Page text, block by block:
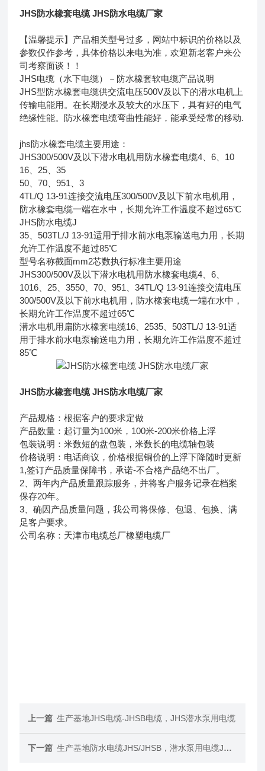
JHS防水橡套电缆 JHS防水电缆厂家
【温馨提示】产品相关型号过多，网站中标识的价格以及
参数仅作参考，具体价格以来电为准，欢迎新老客户来公
司考察面谈！！
JHS电缆（水下电缆）－防水橡套软电缆产品说明
JHS型防水橡套电缆供交流电压500V及以下的潜水电机上
传输电能用。在长期浸水及较大的水压下，具有好的电气
绝缘性能。防水橡套电缆弯曲性能好，能承受经常的移动.
jhs防水橡套电缆主要用途：
JHS300/500V及以下潜水电机用防水橡套电缆4、6、10
16、25、35
50、70、951、3
4TL/Q 13-91连接交流电压300/500V及以下前水电机用，
防水橡套电缆一端在水中，长期允许工作温度不超过65℃
JHS防水电缆J
35、503TL/J 13-91适用于排水前水电泵输送电力用，长期
允许工作温度不超过85℃
型号名称截面mm2芯数执行标准主要用途
JHS300/500V及以下潜水电机用防水橡套电缆4、6、
1016、25、3550、70、951、34TL/Q 13-91连接交流电压
300/500V及以下前水电机用，防水橡套电缆一端在水中，
长期允许工作温度不超过65℃
潜水电机用扁防水橡套电缆16、2535、503TL/J 13-91适
用于排水前水电泵输送电力用，长期允许工作温度不超过
85℃
JHS防水橡套电缆 JHS防水电缆厂家
产品规格：根据客户的要求定做
产品数量：起订量为100米，100米-200米价格上浮
包装说明：米数短的盘包装，米数长的电缆轴包装
价格说明：电话商议，价格根据铜价的上浮下降随时更新
1,签订产品质量保障书，承诺-不合格产品绝不出厂。
2、两年内产品质量跟踪服务，并将客户服务记录在档案
保存20年。
3、确因产品质量问题，我公司将保修、包退、包换、满
足客户要求。
公司名称：天津市电缆总厂橡塑电缆厂
上一篇 生产基地JHS电缆-JHSB电缆，JHS潜水泵用电缆
下一篇 生产基地防水电缆JHS/JHSB，潜水泵用电缆JHSB电缆